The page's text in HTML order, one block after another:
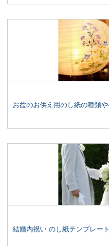
お盆のお供え用のし紙の種類
結婚内祝い のし紙テンプレー